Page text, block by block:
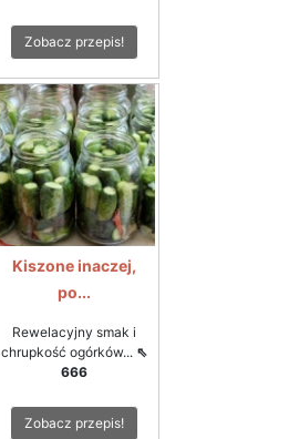
Zobacz przepis!
Kiszone inaczej,
po...
Rewelacyjny smak i
chrupkość ogórków... ⇖
666
Zobacz przepis!